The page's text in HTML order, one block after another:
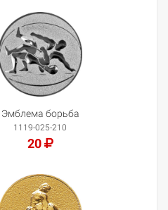
Добавить в корзину
Эмблема борьба
1119-025-210
20
Добавить в корзину